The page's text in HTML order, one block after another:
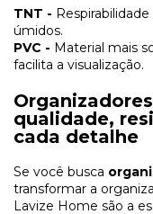
TNT -
úmidos.
PVC - Material mais
facilita a visualização.
qualidade,
cada detalhe
Se você busca
transformar a
Lavize Home são a